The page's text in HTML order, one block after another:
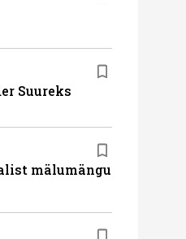
Suureks
mälumängu